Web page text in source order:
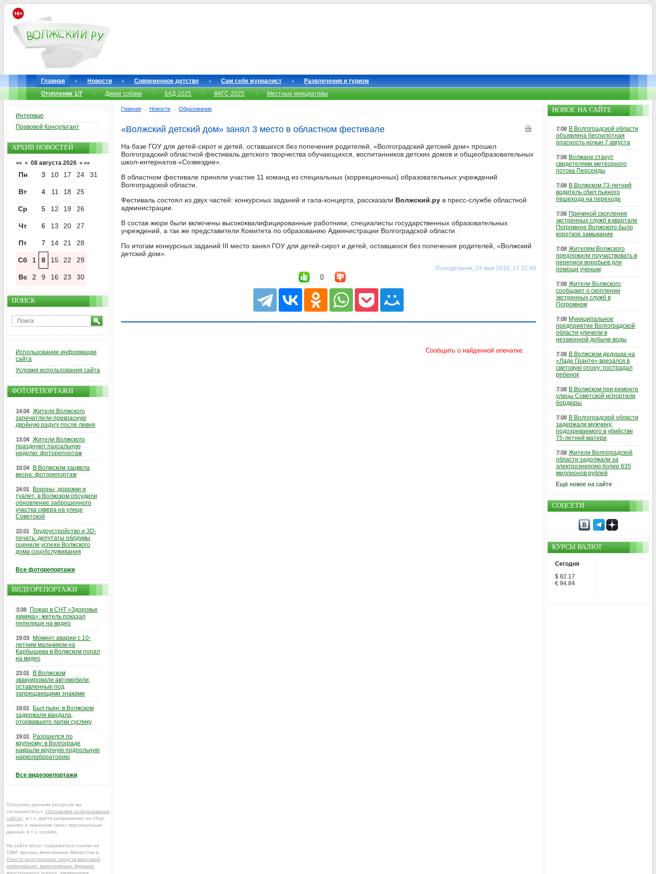
Главная Новости Современное детство Сам себе журналист
Развлечения и туризм
Отопление 1/7
Дикие собаки БКД-2025 ФКГС-2025 Местные инициативы
Главная → Новости → Образование
«Волжский детский дом» занял 3 место в областном фестивале
На базе ГОУ для детей-сирот и детей, оставшихся без попечения родителей, «Волгоградский детский дом» прошел
Волгоградский областной фестиваль детского творчества обучающихся, воспитанников детских домов и общеобразовательных
школ-интернатов «Созвездие».
В областном фестивале приняли участие 11 команд из специальных (коррекционных) образовательных учреждений
Волгоградской области.
Фестиваль состоял из двух частей: конкурсных заданий и гала-концерта, рассказали Волжский.ру в пресс-службе областной
администрации.
В состав жюри были включены высококвалифицированные работники, специалисты государственных образовательных
учреждений, а так же представители Комитета по образованию Администрации Волгоградской области.
По итогам конкурсных заданий III место занял ГОУ для детей-сирот и детей, оставшихся без попечения родителей, «Волжский
детский дом».
Понедельник, 24 мая 2010, 17:32:49
0
Интервью
Правовой Консультант
АРХИВ НОВОСТЕЙ
<< < 08 августа 2026 > >>
Пн 3 10 17 24 31
Вт 4 11 18 25
Ср 5 12 19 26
Чт 6 13 20 27
Пт 7 14 21 28
Сб 1 8 15 22 29
Вс 2 9 16 23 30
ПОИСК
Использование информации
сайта
Условия использования сайта
ФОТОРЕПОРТАЖИ
14.04 Жители Волжского
запечатлели прекрасную
двойную радугу после ливня
13.04 Жители Волжского
празднуют пахсальную
неделю: фоторепортаж
10.04
В Волжском зацвела
весна: фоторепортаж
24.01
Вороны, дорожки и
туалет: в Волжском обсудили
обновление заброшенного
участка сквера на улице
Советской
22.01
Трудоустройство и 3D-
печать: депутаты облдумы
оценили успехи Волжского
дома соцобслуживания
Все фоторепортажи
ВИДЕОРЕПОРТАЖИ
3.08
Пожар в СНТ «Здоровье
химика»: житель показал
пепелище на видео
19.03
Момент аварии с 10-
летним мальчиком на
Карбышева в Волжском попал
на видео
23.01
В Волжском
эвакуировали автомобили,
оставленные под
запрещающими знаками
19.01
Был пьян: в Волжском
задержали вандала,
оторвавшего лапки суслику
19.01
Разошелся по
крупному: в Волгограде
накрыли крупную подпольную
нарколабораторию
Все видеорепортажи
Пользуясь данным ресурсом вы
соглашаетесь с «Условиями использования
сайта» , в т.ч. даёте разрешение на сбор,
анализ и хранение своих персональных
данных, в т.ч. cookies.
На сайте могут содержаться ссылки на
СМИ, физлиц включённые Минюстом в
Реестр иностранных средств массовой
информации, выполняющих функции
иностранного агента , упоминания
НОВОЕ НА САЙТЕ
7.08 В Волгоградской области
объявлена беспилотная
опасность ночью 7 августа
7.08 Волжане станут
свидетелями метеорного
потока Персеиды
7.08 В Волжском 73-летний
водитель сбил пьяного
пешехода на переходе
7.08 Причиной скопления
экстренных служб в квартале
Погромное Волжского было
короткое замыкание
7.08 Жителям Волжского
предложили поучаствовать в
переписи воробьев для
помощи ученым
7.08 Жители Волжского
сообщают о скоплении
экстренных служб в
Погромном
7.08 Муниципальное
предприятие Волгоградской
области уличили в
незаконной добыче воды
7.08 В Волжском дедушка на
«Ладе Гранте» врезался в
световую опору: пострадал
ребенок
7.08 В Волжском при ремонте
улицы Советской испортили
бордюры
7.08 В Волгоградской области
задержали мужчину,
подозреваемого в убийстве
75-летней матери
7.08 Жители Волгоградской
области задолжали за
электроэнергию более 635
миллионов рублей
Ещё новое на сайте
СОЦСЕТИ
КУРСЫ ВАЛЮТ
Сегодня
$ 82.17
€ 94.84